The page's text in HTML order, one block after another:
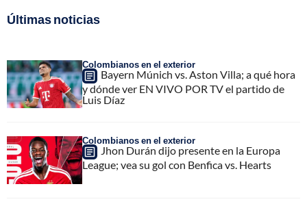
Últimas noticias
Colombianos en el exterior
Bayern Múnich vs. Aston Villa; a qué hora
y dónde ver EN VIVO POR TV el partido de
Luis Díaz
Colombianos en el exterior
Jhon Durán dijo presente en la Europa
League; vea su gol con Benfica vs. Hearts